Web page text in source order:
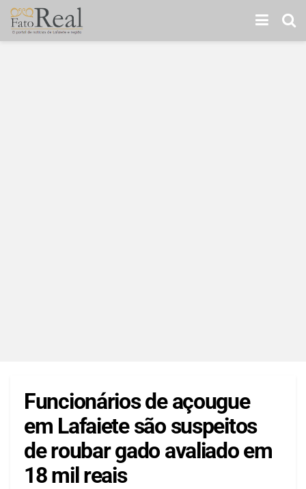
Funcionários de açougue
em Lafaiete são suspeitos
de roubar gado avaliado em
18 mil reais